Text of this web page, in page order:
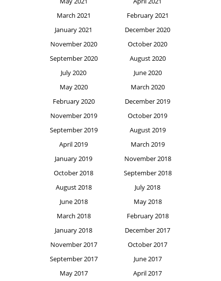
March 2021
February 2021
January 2021
December 2020
November 2020
October 2020
September 2020
August 2020
July 2020
June 2020
May 2020
March 2020
February 2020
December 2019
November 2019
October 2019
September 2019
August 2019
April 2019
March 2019
January 2019
November 2018
October 2018
September 2018
August 2018
July 2018
June 2018
May 2018
March 2018
February 2018
January 2018
December 2017
November 2017
October 2017
September 2017
June 2017
May 2017
April 2017